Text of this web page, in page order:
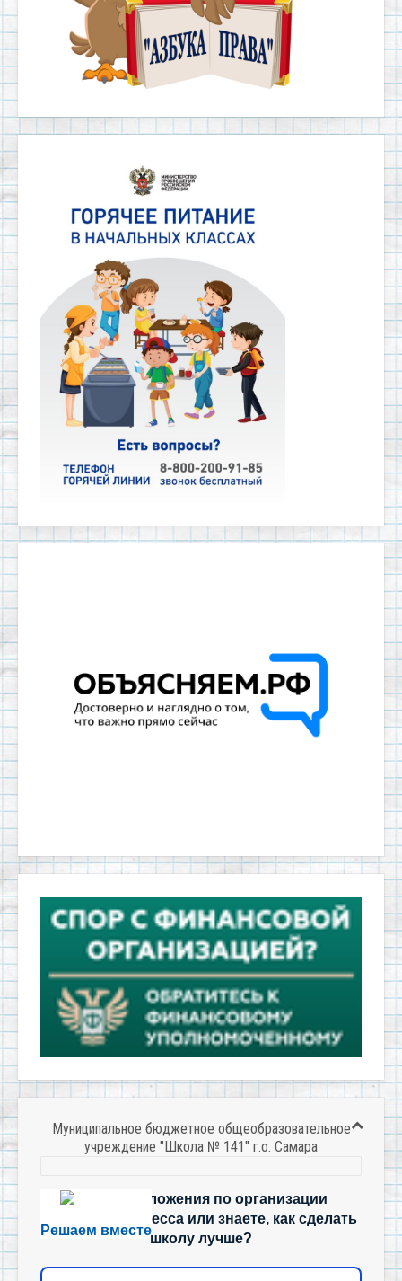
Муниципальное бюджетное общеобразовательное
учреждение "Школа № 141" г.о. Самара
Решаем вместе
Есть предложения по организации
учебного процесса или знаете, как сделать
школу лучше?